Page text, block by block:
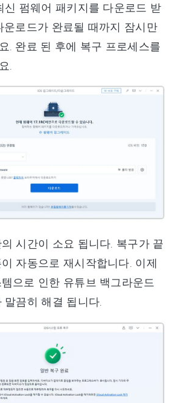
신 펌웨어 패키지를 다운로드 받
운로드가 완료될 때까지 잠시만
. 완료 된 후에 복구 프로세스를
.
시간이 소요 됩니다. 복구가 끝
자동으로 재시작합니다. 이제
으로 인한 유튜브 백그라운드
말끔히 해결 됩니다.